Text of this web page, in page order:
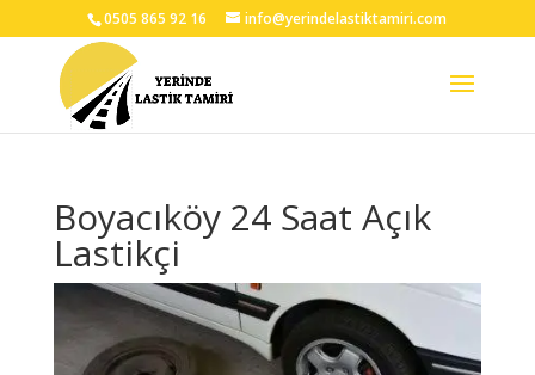
0505 865 92 16 info@yerindelastiktamiri.com
Boyacıköy 24 Saat Açık
Lastikçi